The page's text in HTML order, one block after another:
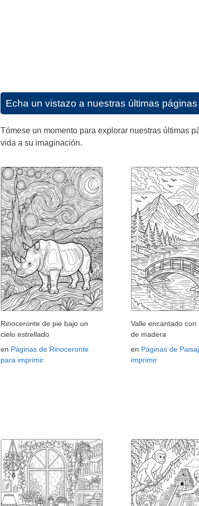
Echa un vistazo a nuestras últimas
Tómese un momento para explorar nuestras últimas
vida a su imaginación.
Rinoceronte de pie bajo un
cielo estrellado
en Páginas de Rinoceronte
para imprimir
Valle encantado con
de madera
en Páginas de
imprimir